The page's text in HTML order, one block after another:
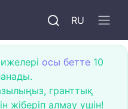
RU
осы бетте 10
гранттық
жіберіп алмау үшін!